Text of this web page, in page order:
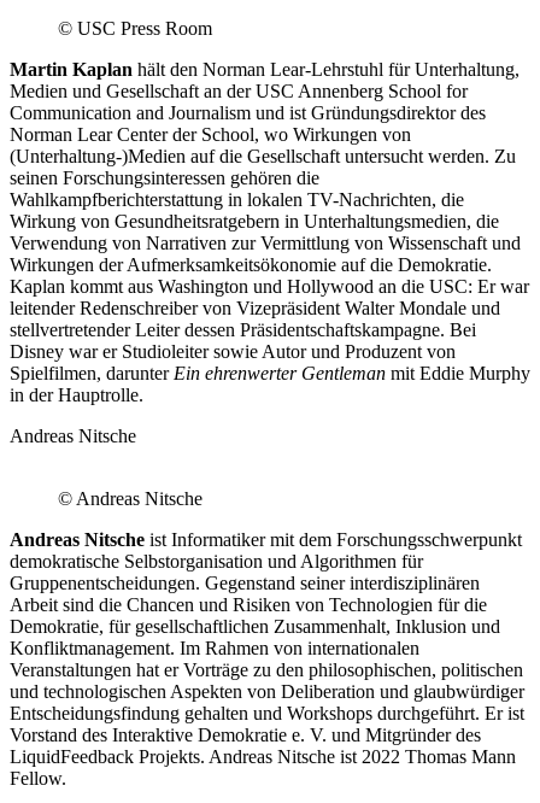
© USC Press Room
Martin Kaplan hält den Norman Lear-Lehrstuhl für Unterhaltung,
Medien und Gesellschaft an der USC Annenberg School for
Communication and Journalism und ist Gründungsdirektor des
Norman Lear Center der School, wo Wirkungen von
(Unterhaltung-)Medien auf die Gesellschaft untersucht werden. Zu
seinen Forschungsinteressen gehören die
Wahlkampfberichterstattung in lokalen TV-Nachrichten, die
Wirkung von Gesundheitsratgebern in Unterhaltungsmedien, die
Verwendung von Narrativen zur Vermittlung von Wissenschaft und
Wirkungen der Aufmerksamkeitsökonomie auf die Demokratie.
Kaplan kommt aus Washington und Hollywood an die USC: Er war
leitender Redenschreiber von Vizepräsident Walter Mondale und
stellvertretender Leiter dessen Präsidentschaftskampagne. Bei
Disney war er Studioleiter sowie Autor und Produzent von
Spielfilmen, darunter Ein ehrenwerter Gentleman mit Eddie Murphy
in der Hauptrolle.
Andreas Nitsche
© Andreas Nitsche
Andreas Nitsche ist Informatiker mit dem Forschungsschwerpunkt
demokratische Selbstorganisation und Algorithmen für
Gruppenentscheidungen. Gegenstand seiner interdisziplinären
Arbeit sind die Chancen und Risiken von Technologien für die
Demokratie, für gesellschaftlichen Zusammenhalt, Inklusion und
Konfliktmanagement. Im Rahmen von internationalen
Veranstaltungen hat er Vorträge zu den philosophischen, politischen
und technologischen Aspekten von Deliberation und glaubwürdiger
Entscheidungsfindung gehalten und Workshops durchgeführt. Er ist
Vorstand des Interaktive Demokratie e. V. und Mitgründer des
LiquidFeedback Projekts. Andreas Nitsche ist 2022 Thomas Mann
Fellow.